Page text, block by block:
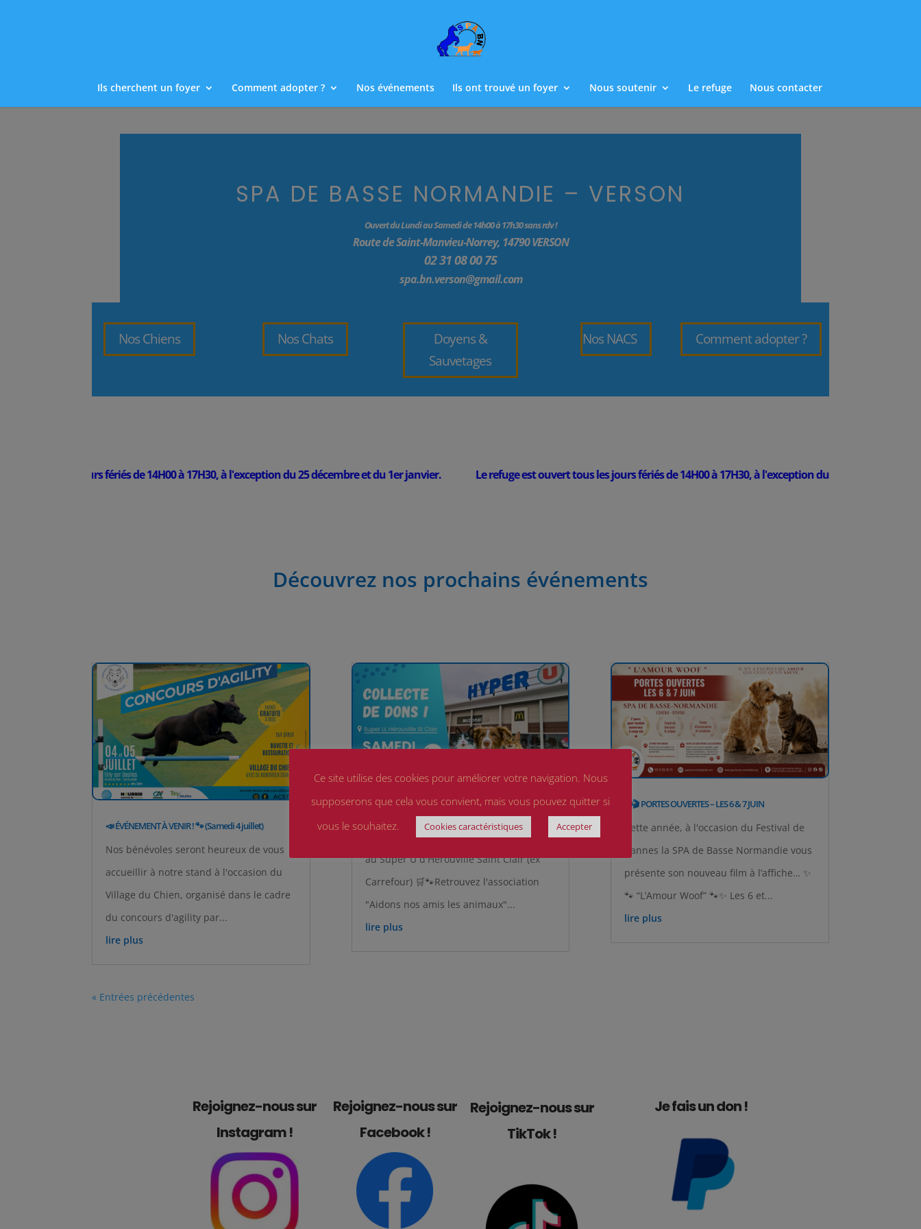
Ils cherchent un foyer Comment adopter ? Nos événements Ils ont trouvé un foyer Nous soutenir Le refuge Nous contacter
SPA DE BASSE NORMANDIE – VERSON
Ouvert du Lundi au Samedi de 14h00 à 17h30 sans rdv !
Route de Saint-Manvieu-Norrey, 14790 VERSON
02 31 08 00 75
spa.bn.verson@gmail.com
Nos Chiens Nos Chats
Doyens &
Sauvetages
Nos NACS Comment adopter ?
les jours fériés de 14H00 à 17H30, à l'exception du 25 décembre et du 1er janvier. Le refuge est ouvert tous les jours fériés de 14H00 à 17H30, à l'exception du 25 décembre et du 1er
Découvrez nos prochains événements
📣 ÉVÉNEMENT À VENIR ! 🐾 (Samedi 4 juillet)
Nos bénévoles seront heureux de vous
accueillir à notre stand à l'occasion du
Village du Chien, organisé dans le cadre
du concours d'agility par...
lire plus
Ce samedi 13 juin, rdv de 10H00 à 18h00
au Super U d'Hérouville Saint Clair (ex
Carrefour) 🛒🐾Retrouvez l'association
"Aidons nos amis les animaux"...
lire plus
🟡🎬 PORTES OUVERTES – LES 6 & 7 JUIN
Cette année, à l'occasion du Festival de
Cannes la SPA de Basse Normandie vous
présente son nouveau film à l’affiche… ✨
🐾 “L’Amour Woof” 🐾✨ Les 6 et...
lire plus
« Entrées précédentes
Rejoignez-nous sur
Instagram !
Rejoignez-nous sur
Facebook !
Rejoignez-nous sur
TikTok !
Je fais un don !
Ce site utilise des cookies pour améliorer votre navigation. Nous
supposerons que cela vous convient, mais vous pouvez quitter si
vous le souhaitez.
Cookies caractéristiques Accepter